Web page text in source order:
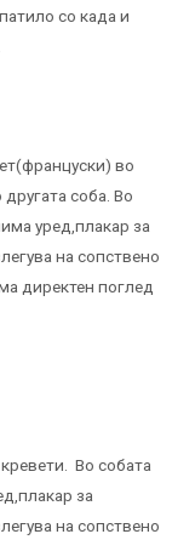
со када и
во
соба. Во
уред,плакар за
на сопствено
директен поглед
Во собата
за
на сопствено